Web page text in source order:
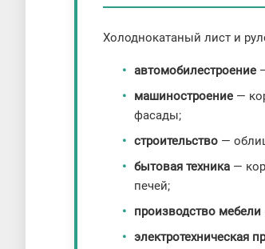
Холоднокатаный лист и
автомобилестроение
машиностроение —
фасады;
строительство —
бытовая техника —
печей;
производство мебели
электротехническая